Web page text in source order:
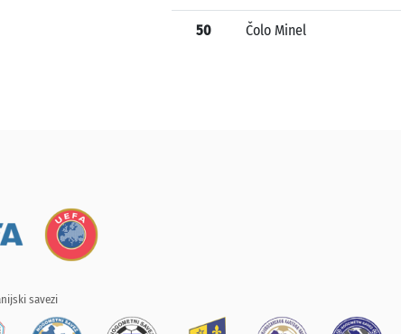
50 Čolo Minel
savezi